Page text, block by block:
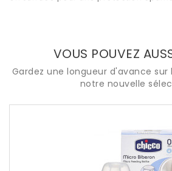
VOUS POUVEZ
Gardez une longueur d'avance
notre nouvelle